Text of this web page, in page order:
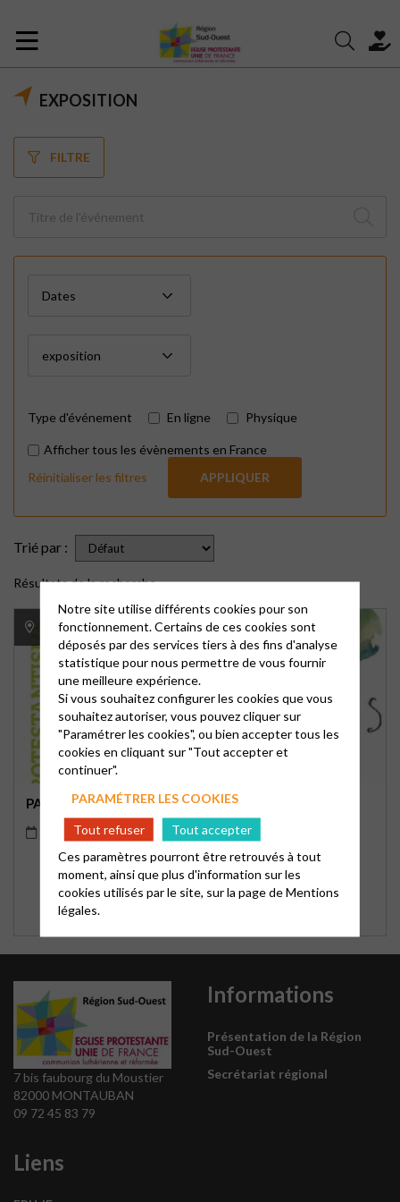
EXPOSITION
FILTRE
Type d'événement En ligne Physique
Afficher tous les évènements en France
Réinitialiser les filtres
APPLIQUER
Trié par :
Résultats de la recherche
Ferrières
PAPILLONS,PARPALHÒLS
Du 26/06/2026 à 00h00 au 01/11/2026 à 00h00
7 bis faubourg du Moustier
82000 MONTAUBAN
09 72 45 83 79
Informations
Présentation de la Région
Sud-Ouest
Secrétariat régional
Liens
Notre site utilise différents cookies pour son
fonctionnement. Certains de ces cookies sont
déposés par des services tiers à des fins d'analyse
statistique pour nous permettre de vous fournir
une meilleure expérience.
Si vous souhaitez configurer les cookies que vous
souhaitez autoriser, vous pouvez cliquer sur
"Paramétrer les cookies", ou bien accepter tous les
cookies en cliquant sur "Tout accepter et
continuer".
PARAMÉTRER LES COOKIES
Tout refuser
Tout accepter
Ces paramètres pourront être retrouvés à tout
moment, ainsi que plus d'information sur les
cookies utilisés par le site, sur la page deMentions
légales.